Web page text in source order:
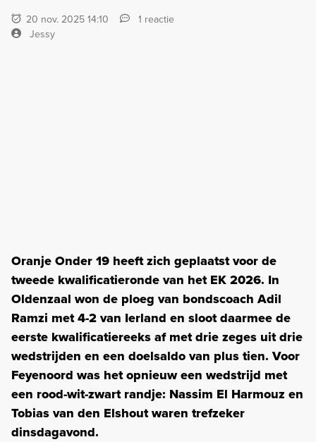
20 nov. 2025 14:10
1 reactie
Jessy
Oranje Onder 19 heeft zich geplaatst voor de
tweede kwalificatieronde van het EK 2026. In
Oldenzaal won de ploeg van bondscoach Adil
Ramzi met 4-2 van Ierland en sloot daarmee de
eerste kwalificatiereeks af met drie zeges uit drie
wedstrijden en een doelsaldo van plus tien. Voor
Feyenoord was het opnieuw een wedstrijd met
een rood-wit-zwart randje: Nassim El Harmouz en
Tobias van den Elshout waren trefzeker
dinsdagavond.